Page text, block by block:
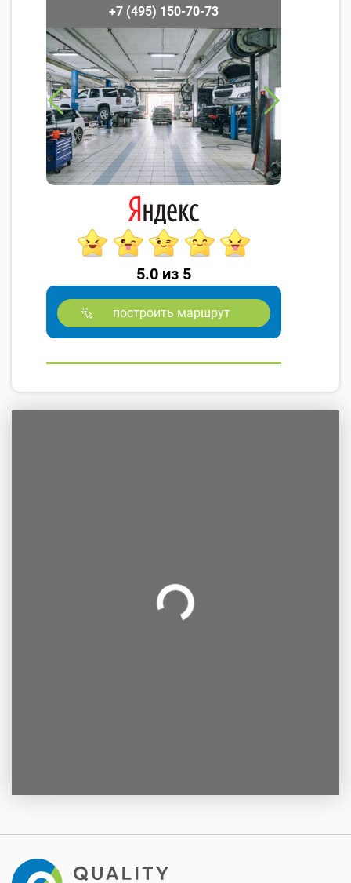
+7 (495) 150-70-73
5.0 из 5
построить маршрут